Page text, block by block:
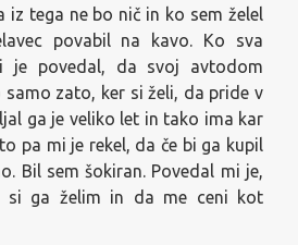
iz tega ne bo nič in ko sem želel
povabil na kavo. Ko sva
je povedal, da svoj avtodom
zato, ker si želi, da pride v
ga je veliko let in tako ima kar
pa mi je rekel, da če bi ga kupil
Bil sem šokiran. Povedal mi je,
si ga želim in da me ceni kot